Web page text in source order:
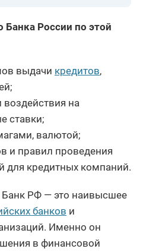
России по этой
выдачи кредитов,
на
ставки;
валютой;
и правил проведения
для кредитных компаний.
РФ — это наивысшее
банков и
Именно он
в финансовой